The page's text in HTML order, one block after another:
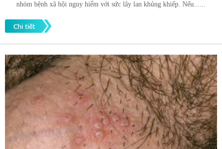
nhóm bệnh xã hội nguy hiểm với sức lây lan khủng khiếp. Nếu......